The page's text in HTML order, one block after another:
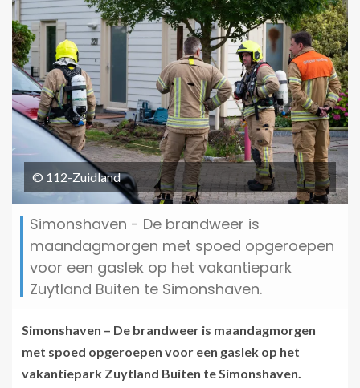
© 112-Zuidland
Simonshaven - De brandweer is
maandagmorgen met spoed opgeroepen
voor een gaslek op het vakantiepark
Zuytland Buiten te Simonshaven.
Simonshaven – De brandweer is maandagmorgen
met spoed opgeroepen voor een gaslek op het
vakantiepark Zuytland Buiten te Simonshaven.